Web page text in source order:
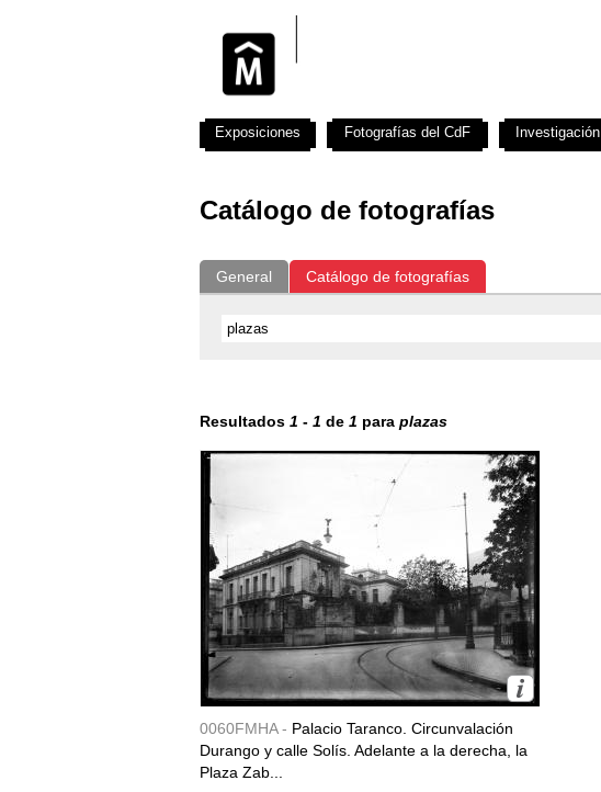
Catálogo de fotografías
General Catálogo de fotografías
Resultados 1 - 1 de 1 para plazas
0060FMHA - Palacio Taranco. Circunvalación
Durango y calle Solís. Adelante a la derecha, la
Plaza Zab...
Exposiciones Fotografías del CdF Investigación